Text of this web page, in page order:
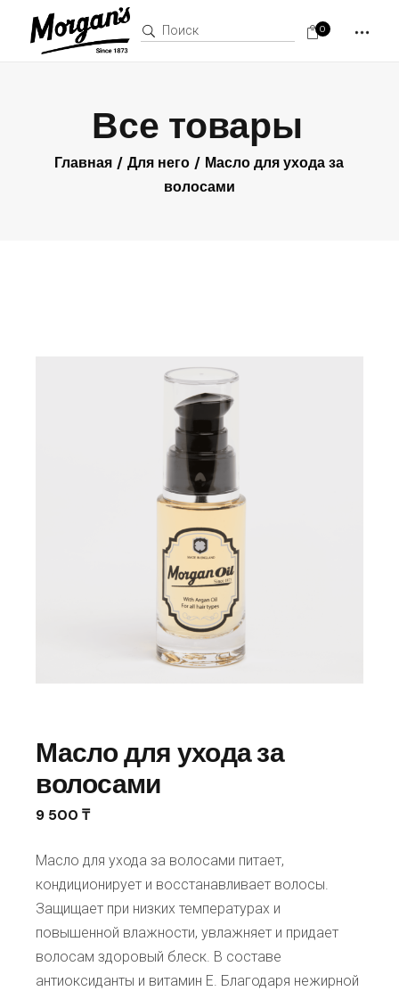
Поиск: 0
Все товары
Главная Для него
Масло для ухода за
волосами
Масло для ухода за
волосами
9 500₸
Масло для ухода за волосами питает,
кондиционирует и восстанавливает волосы.
Защищает при низких температурах и
повышенной влажности, увлажняет и придает
волосам здоровый блеск. В составе
антиоксиданты и витамин Е. Благодаря нежирной